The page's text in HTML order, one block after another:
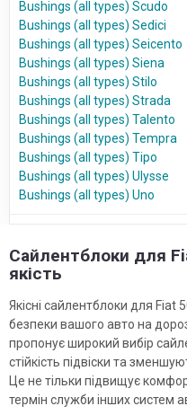
Bushings (all types) Scudo
Bushings (all types) Sedici
Bushings (all types) Seicento
Bushings (all types) Siena
Bushings (all types) Stilo
Bushings (all types) Strada
Bushings (all types) Talento
Bushings (all types) Tempra
Bushings (all types) Tipo
Bushings (all types) Ulysse
Bushings (all types) Uno
Сайлентблоки для
якість
Якісні сайлентблоки для Fiat
безпеки вашого авто на
пропонує широкий вибір
стійкість підвіски та
Це не тільки підвищує
термін служби інших систем